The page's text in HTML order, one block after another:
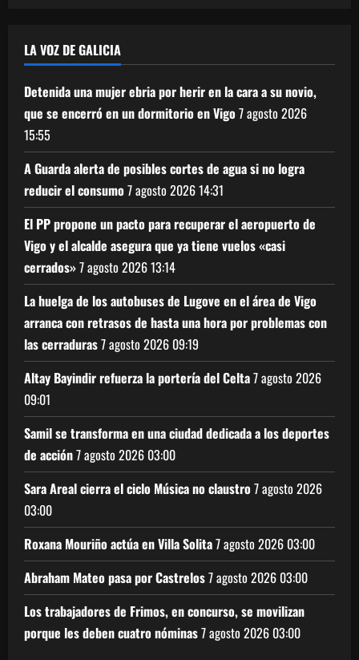
LA VOZ DE GALICIA
Detenida una mujer ebria por herir en la cara a su novio,
que se encerró en un dormitorio en Vigo7 agosto 2026
15:55
A Guarda alerta de posibles cortes de agua si no logra
reducir el consumo7 agosto 202614:31
El PP propone un pacto para recuperar el aeropuerto de
Vigo y el alcalde asegura que ya tiene vuelos «casi
cerrados»7 agosto 202613:14
La huelga de los autobuses de Lugove en el área de Vigo
arranca con retrasos de hasta una hora por problemas con
las cerraduras7 agosto 2026 09:19
Altay Bayindir refuerza la portería del Celta7 agosto 2026
09:01
Samil se transforma en una ciudad dedicada a los deportes
de acción7 agosto 2026 03:00
Sara Areal cierra el ciclo Música no claustro7 agosto 2026
03:00
Roxana Mouriño actúa en Villa Solita7 agosto 2026 03:00
Abraham Mateo pasa por Castrelos7 agosto 2026 03:00
Los trabajadores de Frimos, en concurso, se movilizan
porque les deben cuatro nóminas7 agosto 2026 03:00